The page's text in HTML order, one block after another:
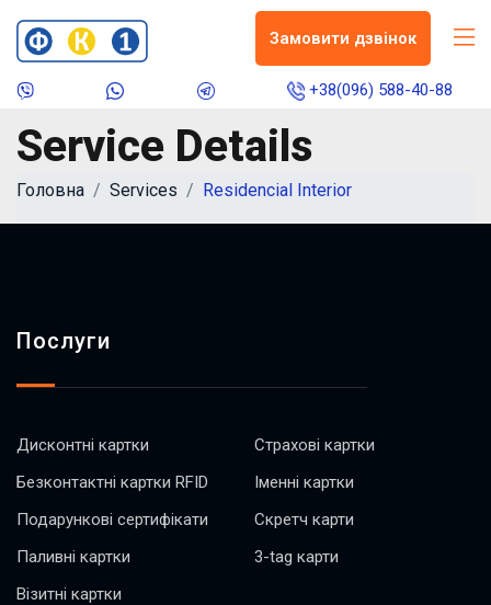
Замовити дзвінок
+38(096) 588-40-88
Service Details
Головна Services Residencial Interior
Послуги
Дисконтні картки
Безконтактні картки RFID
Подарункові сертифікати
Паливні картки
Візитні картки
Страхові картки
Іменні картки
Скретч карти
3-tag карти